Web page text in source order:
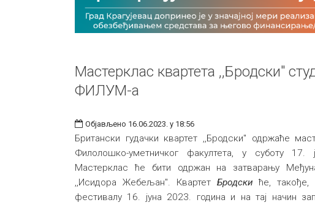
Мастерклас квартета ,,Бродски"
ФИЛУМ-а
Објављено 16.06.2023. у 18:56
Британски гудачки квартет ,,Бродски" одржаће
Филолошко-уметничког факултета, у суботу 17.
Мастерклас ће бити одржан на затварању
,,Исидора Жебељан". Квартет Бродски ће, такође,
фестивалу 16. јуна 2023. година и на тај начин